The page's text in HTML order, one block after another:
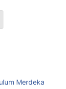
Merdeka